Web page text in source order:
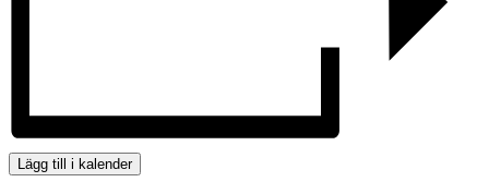
Lägg till i kalender